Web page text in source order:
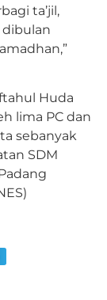
ta’jil,
Huda
lima PC dan
sebanyak
SDM